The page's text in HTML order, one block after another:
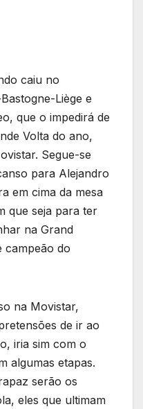
caiu no
Liège e
que o impedirá de
Volta do ano,
Segue-se
para Alejandro
em cima da mesa
que seja para ter
na Grand
campeão do
na Movistar,
de ir ao
iria sim com o
algumas etapas.
serão os
eles que ultimam